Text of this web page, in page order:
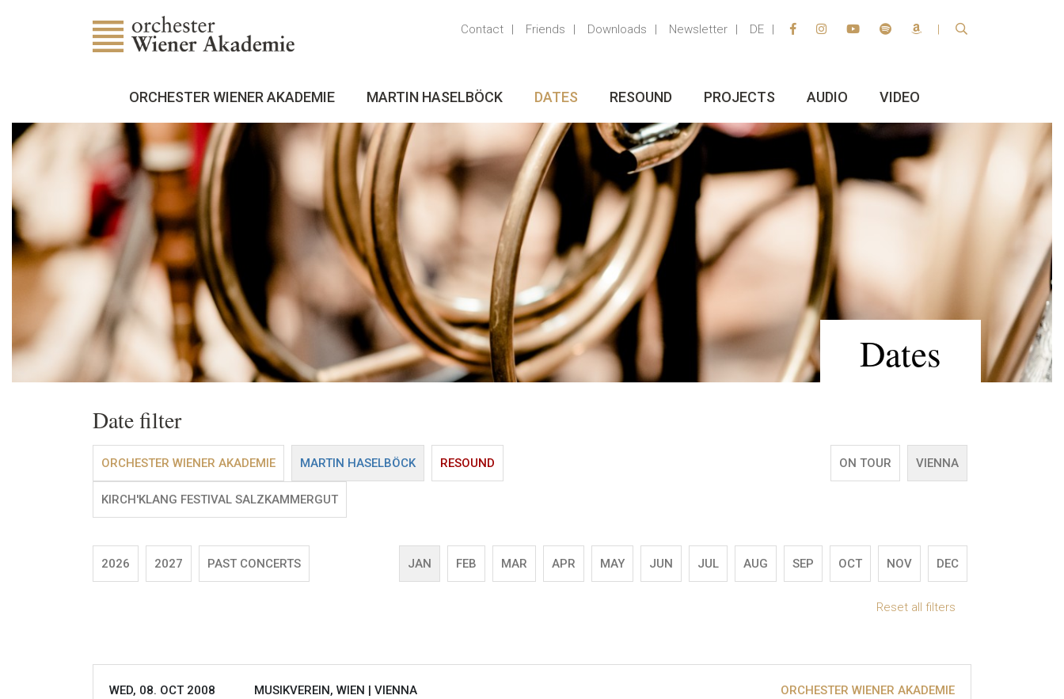
Contact Friends Downloads Newsletter DE
ORCHESTER WIENER AKADEMIE MARTIN HASELBÖCK DATES RESOUND PROJECTS AUDIO VIDEO
Dates
Date filter
ORCHESTER WIENER AKADEMIE MARTIN HASELBÖCK RESOUND
KIRCH'KLANG FESTIVAL SALZKAMMERGUT
ON TOUR VIENNA
2026 2027 PAST CONCERTS JAN FEB MAR APR MAY JUN JUL AUG SEP OCT NOV DEC
Reset all filters
WED, 08. OCT 2008 MUSIKVEREIN, WIEN | VIENNA
ORCHESTER WIENER AKADEMIE